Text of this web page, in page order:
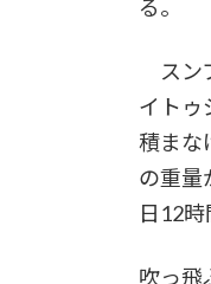
る。
スン
イトゥ
積まな
の重量
日12時
吹っ飛